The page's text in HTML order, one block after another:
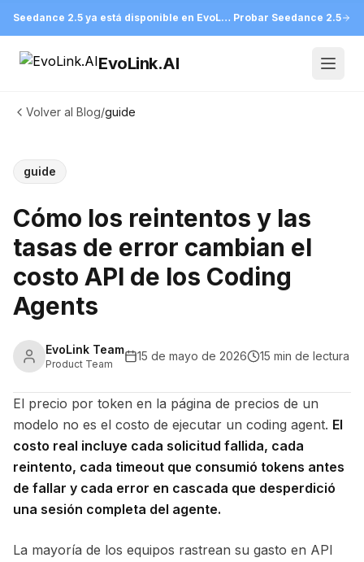
Seedance 2.5 ya está disponible en EvoLink Probar Seedance 2.5
EvoLink.AI
Volver al Blog/guide
guide
Cómo los reintentos y las
tasas de error cambian el
costo API de los Coding
Agents
EvoLink Team
Product Team
15 de mayo de 2026 15 min de lectura
El precio por token en la página de precios de un
modelo no es el costo de ejecutar un coding agent. El
costo real incluye cada solicitud fallida, cada
reintento, cada timeout que consumió tokens antes
de fallar y cada error en cascada que desperdició
una sesión completa del agente.
La mayoría de los equipos rastrean su gasto en API